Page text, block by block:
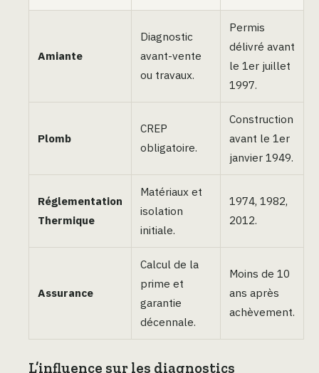
Amiante
Diagnostic
avant-vente
ou travaux.
Permis
délivré avant
le 1er juillet
1997.
Plomb
CREP
obligatoire.
Construction
avant le 1er
janvier 1949.
Réglementation
Thermique
Matériaux et
isolation
initiale.
1974, 1982,
2012.
Assurance
Calcul de la
prime et
garantie
décennale.
Moins de 10
ans après
achèvement.
L’influence sur les diagnostics